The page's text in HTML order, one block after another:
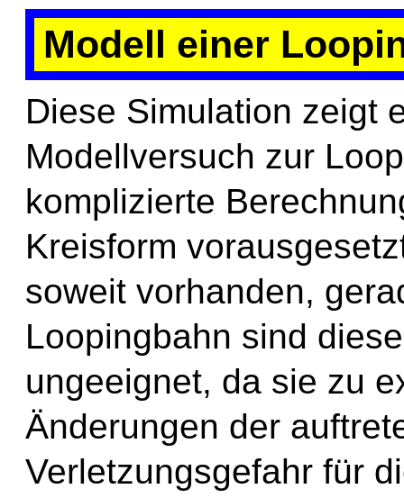
Modell einer
Diese Simulation zeigt
Modellversuch zur
komplizierte
Kreisform
soweit vorhanden,
Loopingbahn sind
ungeeignet, da sie zu
Änderungen der
Verletzungsgefahr für